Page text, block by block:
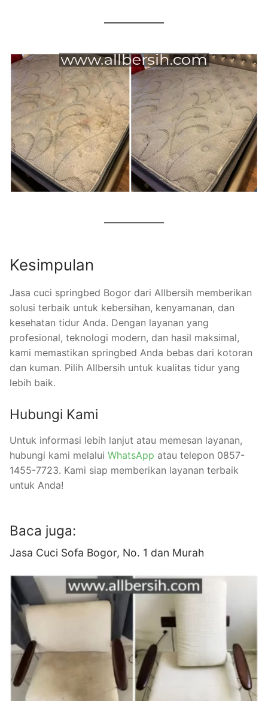
Kesimpulan
Jasa cuci springbed Bogor dari Allbersih memberikan
solusi terbaik untuk kebersihan, kenyamanan, dan
kesehatan tidur Anda. Dengan layanan yang
profesional, teknologi modern, dan hasil maksimal,
kami memastikan springbed Anda bebas dari kotoran
dan kuman. Pilih Allbersih untuk kualitas tidur yang
lebih baik.
Hubungi Kami
Untuk informasi lebih lanjut atau memesan layanan,
hubungi kami melalui WhatsApp atau telepon 0857-
1455-7723. Kami siap memberikan layanan terbaik
untuk Anda!
Baca juga:
Jasa Cuci Sofa Bogor, No. 1 dan Murah